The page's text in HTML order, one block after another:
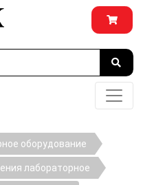
оборудование
лабораторное